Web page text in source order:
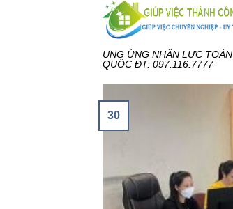
UNG ỨNG NHÂN LỰC TOÀN
QUỐC ĐT: 097.116.7777
30